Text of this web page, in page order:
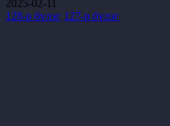
2025-02-11
128-р бүлэг 127-р бүлэг